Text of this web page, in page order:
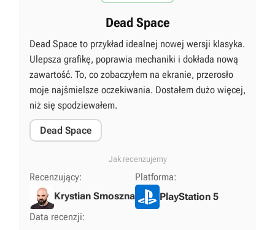
Dead Space
Dead Space to przykład idealnej nowej wersji klasyka.
Ulepsza grafikę, poprawia mechaniki i dokłada nową
zawartość. To, co zobaczyłem na ekranie, przerosło
moje najśmielsze oczekiwania. Dostałem dużo więcej,
niż się spodziewałem.
Dead Space
Jak recenzujemy
Recenzujący:
Krystian Smoszna
Platforma:
PlayStation 5
Data recenzji: